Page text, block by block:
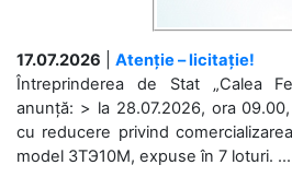
17.07.2026
Atenție – licitație!
Întreprinderea de Stat „Calea
anunță: > la 28.07.2026, ora
cu reducere privind
model 3ТЭ10М, expuse în 7 loturi. ...